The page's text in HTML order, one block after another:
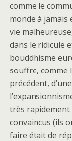
comme le
monde à jamais
vie
dans le ridicule
bouddhisme
souffre, comme
précédent,
très rapidement
convaincus (ils
faire était de